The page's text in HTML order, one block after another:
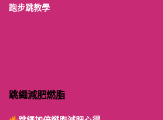
跑步跳教學
跳繩減肥燃脂